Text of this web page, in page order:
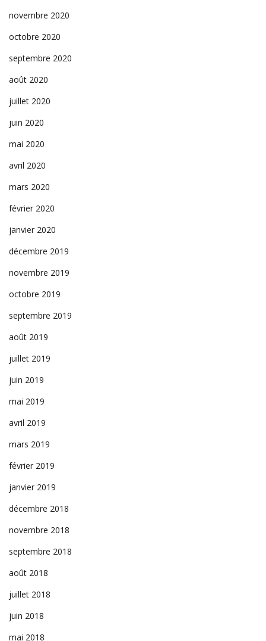
novembre 2020
octobre 2020
septembre 2020
août 2020
juillet 2020
juin 2020
mai 2020
avril 2020
mars 2020
février 2020
janvier 2020
décembre 2019
novembre 2019
octobre 2019
septembre 2019
août 2019
juillet 2019
juin 2019
mai 2019
avril 2019
mars 2019
février 2019
janvier 2019
décembre 2018
novembre 2018
septembre 2018
août 2018
juillet 2018
juin 2018
mai 2018